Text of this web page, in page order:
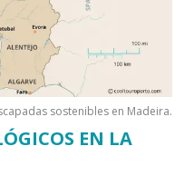
sostenibles en Madeira.
EN LA